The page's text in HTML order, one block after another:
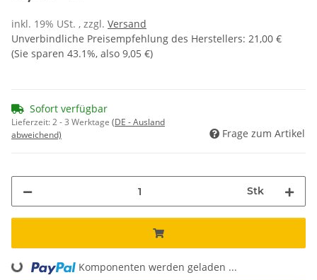
inkl. 19% USt. , zzgl. Versand
Unverbindliche Preisempfehlung des Herstellers: 21,00 €
(Sie sparen 43.1%, also 9,05 €)
Sofort verfügbar
Lieferzeit:2 - 3 Werktage (DE - Ausland
abweichend)
Frage zum Artikel
Stk
Loading... Komponenten werden geladen ...